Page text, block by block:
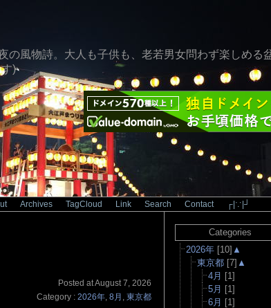
の風物詩。大人も子供も、老若男女問わず楽しめる
)
Archives TagCloud Link Search Contact ┌|∵|┘
Posted at August 7, 2026
Category : 2026年, 8月 , 東京都
Categories
2026年 [10] ▲
東京都 [7] ▲
4月 [1]
5月 [1]
6月 [1]